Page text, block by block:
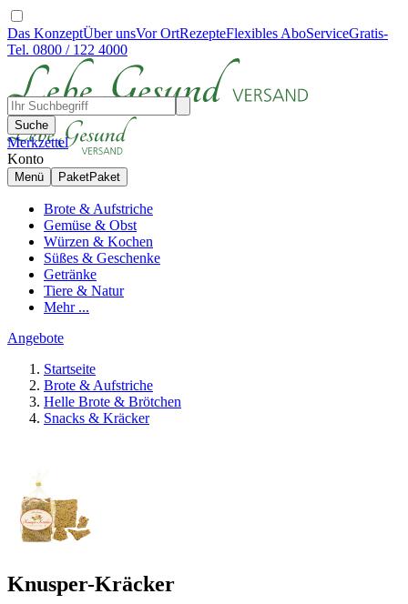
Das KonzeptÜber unsVor OrtRezepteFlexibles AboServiceGratis-
Tel. 0800 / 122 4000
Suche
Merkzettel
Konto
Menü PaketPaket
Brote & Aufstriche
Gemüse & Obst
Würzen & Kochen
Süßes & Geschenke
Getränke
Tiere & Natur
Mehr ...
Angebote
Startseite
Brote & Aufstriche
Helle Brote & Brötchen
Snacks & Kräcker
Knusper-Kräcker